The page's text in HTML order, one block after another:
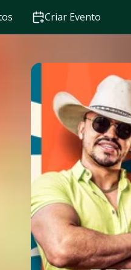
Criar Evento